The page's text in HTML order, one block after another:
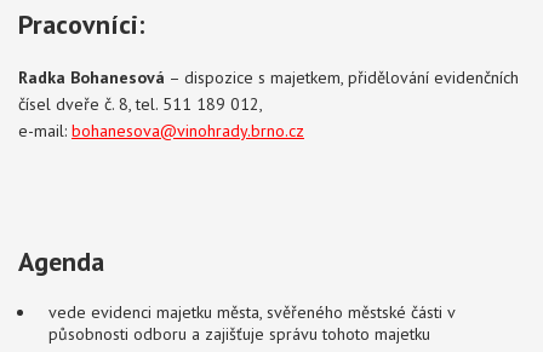
Pracovníci:
Radka Bohanesová – dispozice s majetkem, přidělování evidenčních
čísel dveře č. 8, tel. 511 189 012,
e-mail: bohanesova@vinohrady.brno.cz
Agenda
vede evidenci majetku města, svěřeného městské části v
působnosti odboru a zajišťuje správu tohoto majetku